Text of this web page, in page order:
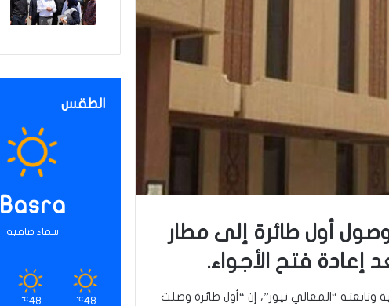
أول طائرة إلى مطار
إعادة فتح الأجواء.
“المعالي نيوز”، إن “أول طائرة وصلت
الطقس
Basra
سماء صافية
48
℃
48
℃